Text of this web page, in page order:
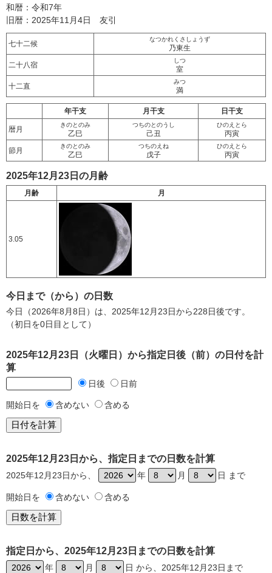
和暦：令和7年
旧暦：2025年11月4日 友引
七十二候
なつかれくさしょうず
乃東生
二十八宿
しつ
室
十二直
みつ
満
年干支 月干支 日干支
暦月
きのとのみ
乙巳
つちのとのうし
己丑
ひのえとら
丙寅
節月
きのとのみ
乙巳
つちのえね
戊子
ひのえとら
丙寅
2025年12月23日の月齢
月齢 月
3.05
今日まで（から）の日数
今日（2026年8月8日）は、2025年12月23日から228日後です。
（初日を0日目として）
2025年12月23日（火曜日）から指定日後（前）の日付を計
算
日後 日前
開始日を 含めない 含める
2025年12月23日から、指定日までの日数を計算
2025年12月23日から、 年 月 日 まで
開始日を 含めない 含める
指定日から、2025年12月23日までの日数を計算
年 月 日 から、2025年12月23日まで